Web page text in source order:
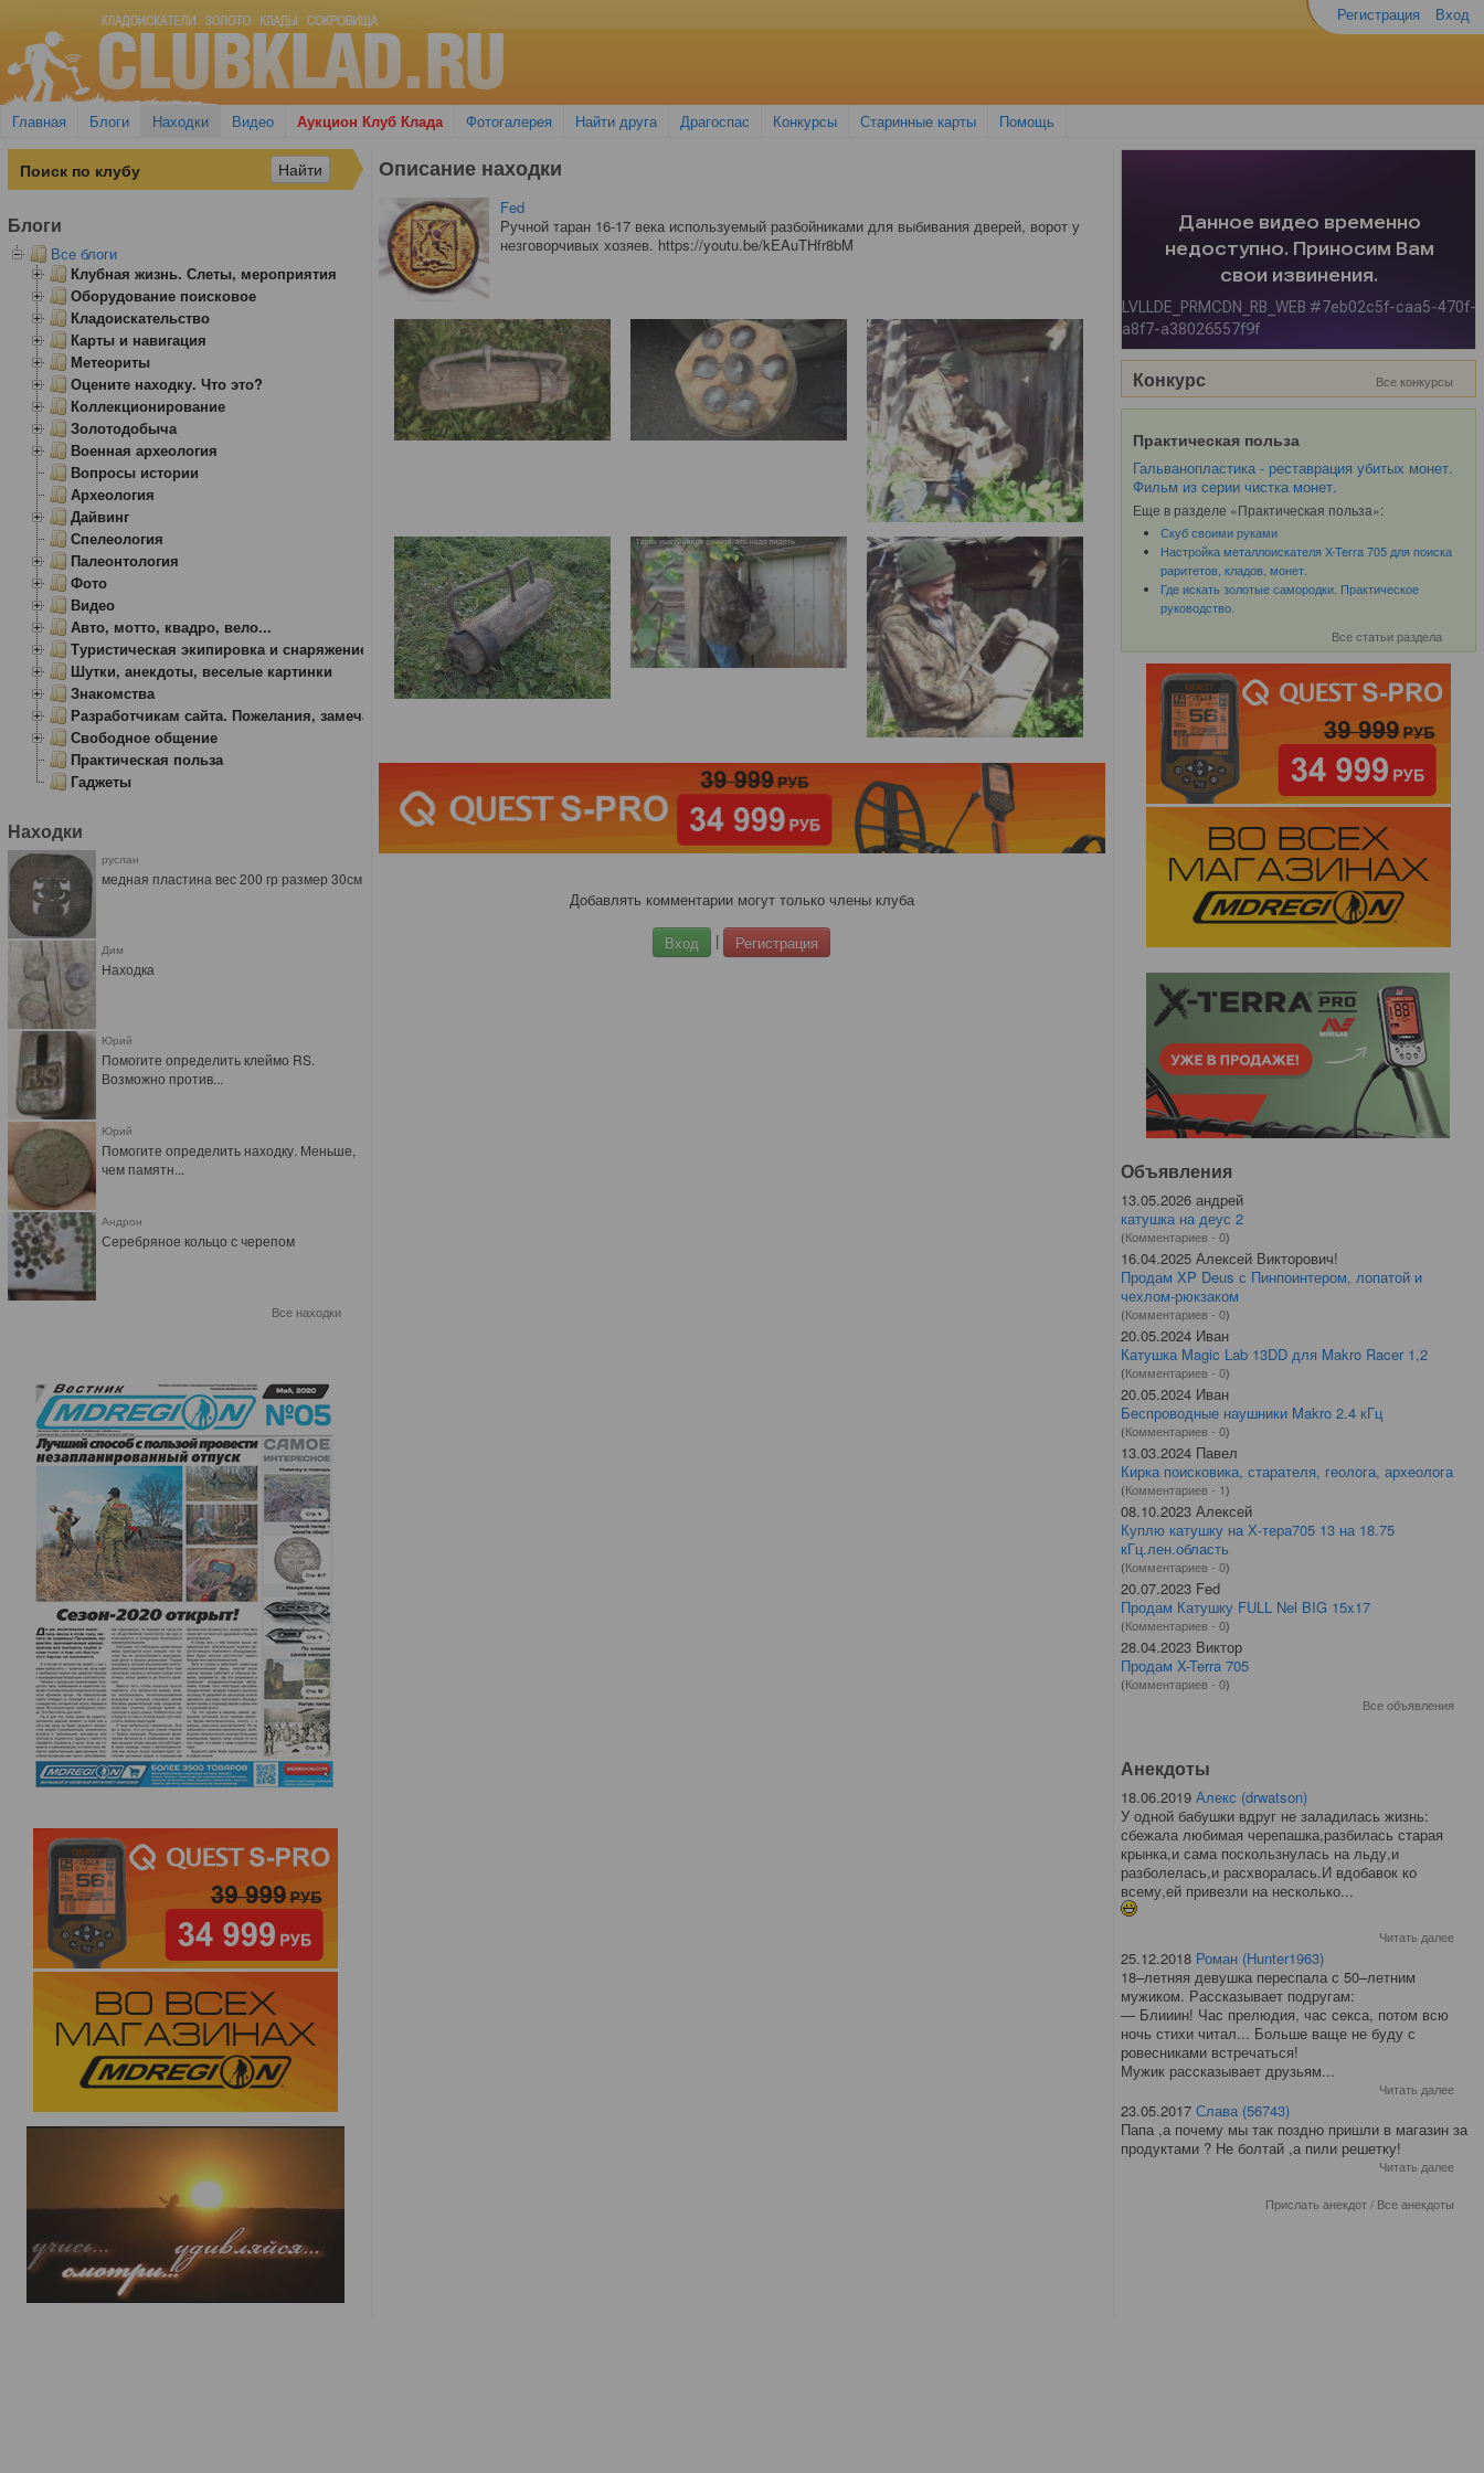
Регистрация Вход
Главная Блоги Находки Видео Аукцион Клуб Клада Фотогалерея Найти друга Драгоспас Конкурсы Старинные карты Помощь
Описание находки
Fed
Ручной таран 16-17 века используемый разбойниками для выбивания дверей, ворот у
незговорчивых хозяев. https://youtu.be/kEAuTHfr8bM
Добавлять комментарии могут только члены клуба
Вход | Регистрация
Блоги
Все блоги
Клубная жизнь. Слеты, мероприятия
Оборудование поисковое
Кладоискательство
Карты и навигация
Метеориты
Оцените находку. Что это?
Коллекционирование
Золотодобыча
Военная археология
Вопросы истории
Археология
Дайвинг
Спелеология
Палеонтология
Фото
Видео
Авто, мотто, квадро, вело...
Туристическая экипировка и снаряжение
Шутки, анекдоты, веселые картинки
Знакомства
Разработчикам сайта. Пожелания, замечания.
Свободное общение
Практическая польза
Гаджеты
Находки
руслан
медная пластина вес 200 гр размер 30см
Дим
Находка
Юрий
Помогите определить клеймо RS.
Возможно против...
Юрий
Помогите определить находку. Меньше,
чем памятн...
Андрон
Серебряное кольцо с черепом
Все находки
Конкурс Все конкурсы
Практическая польза
Гальванопластика - реставрация убитых монет.
Фильм из серии чистка монет.
Еще в разделе «Практическая польза»:
Скуб своими руками
Настройка металлоискателя X-Terra 705 для поиска
раритетов, кладов, монет.
Где искать золотые самородки. Практическое
руководство.
Все статьи раздела
Объявления
13.05.2026 андрей
катушка на деус 2
(Комментариев - 0)
16.04.2025 Алексей Викторович!
Продам XP Deus с Пинпоинтером, лопатой и
чехлом-рюкзаком
(Комментариев - 0)
20.05.2024 Иван
Катушка Magic Lab 13DD для Makro Racer 1,2
(Комментариев - 0)
20.05.2024 Иван
Беспроводные наушники Makro 2.4 кГц
(Комментариев - 0)
13.03.2024 Павел
Кирка поисковика, старателя, геолога, археолога
(Комментариев - 1)
08.10.2023 Алексей
Куплю катушку на Х-тера705 13 на 18.75
кГц.лен.область
(Комментариев - 0)
20.07.2023 Fed
Продам Катушку FULL Nel BIG 15x17
(Комментариев - 0)
28.04.2023 Виктор
Продам X-Terra 705
(Комментариев - 0)
Все объявления
Анекдоты
18.06.2019 Алекс (drwatson)
У одной бабушки вдруг не заладилась жизнь:
сбежала любимая черепашка,разбилась старая
крынка,и сама поскользнулась на льду,и
разболелась,и расхворалась.И вдобавок ко
всему,ей привезли на несколько...
Читать далее
25.12.2018 Роман (Hunter1963)
18–летняя девушка переспала с 50–летним
мужиком. Рассказывает подругам:
— Блииин! Час прелюдия, час секса, потом всю
ночь стихи читал... Больше ваще не буду с
ровесниками встречаться!
Мужик рассказывает друзьям...
Читать далее
23.05.2017 Слава (56743)
Папа ,а почему мы так поздно пришли в магазин за
продуктами ? Не болтай ,а пили решетку!
Читать далее
Прислать анекдот/ Все анекдоты